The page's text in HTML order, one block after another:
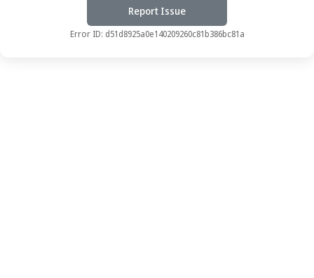
Report Issue
Error ID: d51d8925a0e140209260c81b386bc81a